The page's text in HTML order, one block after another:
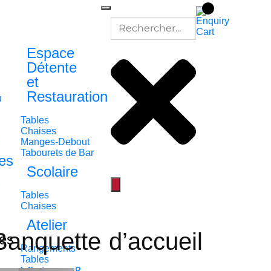
Espace
Détente
et
Restauration
Tables
Chaises
Manges-Debout
Tabourets de Bar
Scolaire
Tables
Chaises
Atelier
Rangements
Tables
d’accueil